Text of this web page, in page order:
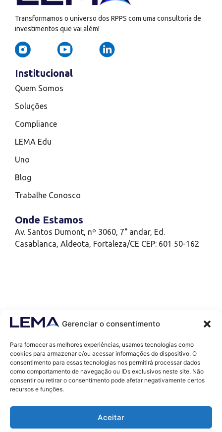
Gerenciar o consentimento
Para fornecer as melhores experiências, usamos tecnologias como
cookies para armazenar e/ou acessar informações do dispositivo. O
consentimento para essas tecnologias nos permitirá processar dados
como comportamento de navegação ou IDs exclusivos neste site. Não
consentir ou retirar o consentimento pode afetar negativamente certos
recursos e funções.
Aceitar
Transformamos o universo dos RPPS com uma consultoria de
investimentos que vai além!
Institucional
Quem Somos
Soluções
Compliance
LEMA Edu
Uno
Blog
Trabalhe Conosco
Onde Estamos
Av. Santos Dumont, nº 3060, 7° andar, Ed.
Casablanca, Aldeota, Fortaleza/CE CEP: 601 50-162
Contatos
contato@lemaef.com.br
(85) 99868-3664